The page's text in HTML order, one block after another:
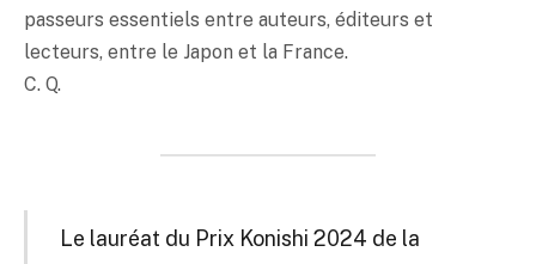
passeurs essentiels entre auteurs, éditeurs et
lecteurs, entre le Japon et la France.
C. Q.
Le lauréat du Prix Konishi 2024 de la